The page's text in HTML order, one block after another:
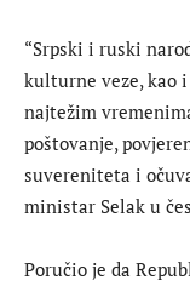
“Srpski i ruski
kulturne veze, kao
najtežim
poštovanje,
suvereniteta i
ministar Selak u
Poručio je da